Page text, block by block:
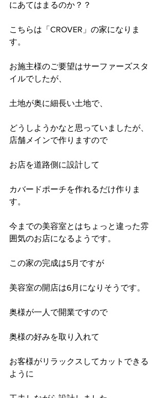
にあてはまるのか？？
こちらは「CROVER」の家になりま
す。
お施主様のご要望はサーファーズスタ
イルでしたが、
土地が奥に細長い土地で、
どうしようかなと思っていましたが、
店舗メインで作りますので
お店を道路側に設計して
カバードポーチを作れるだけ作りま
す。
今までの美容室とはちょっと違った雰
囲気のお店になるようです。
この家の完成は5月ですが
美容室の開店は6月になりそうです。
奥様が一人で開業ですので
奥様の好みを取り入れて
お客様がリラックスしてカットできる
ように